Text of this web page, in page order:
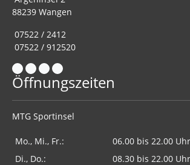
88239 Wangen
07522 / 2412
07522 / 912520
Öffnungszeiten
MTG Sportinsel
Mo., Mi., Fr.:
06.00 bis 22.00 Uhr
Di., Do.:
08.30 bis 22.00 Uhr